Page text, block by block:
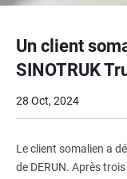
Un client
SINOTRUK
28 Oct, 2024
Le client somalien a
de DERUN. Après